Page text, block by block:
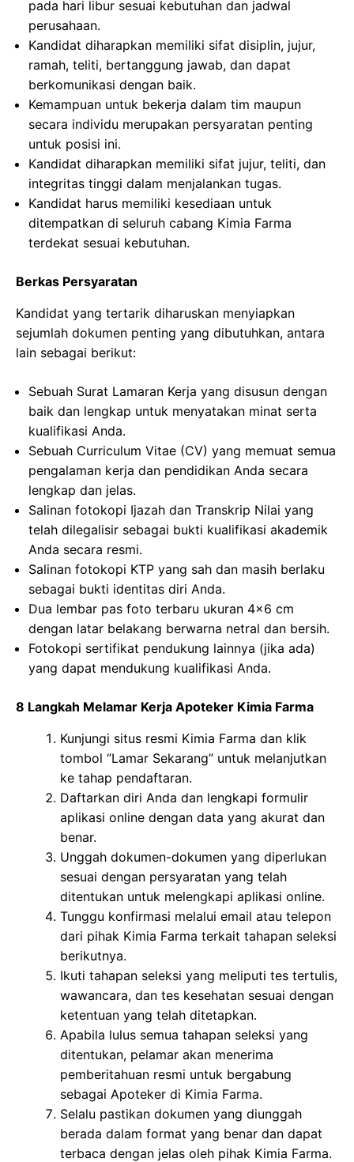
pada hari libur sesuai kebutuhan dan jadwal
perusahaan.
Kandidat diharapkan memiliki sifat disiplin, jujur,
ramah, teliti, bertanggung jawab, dan dapat
berkomunikasi dengan baik.
Kemampuan untuk bekerja dalam tim maupun
secara individu merupakan persyaratan penting
untuk posisi ini.
Kandidat diharapkan memiliki sifat jujur, teliti, dan
integritas tinggi dalam menjalankan tugas.
Kandidat harus memiliki kesediaan untuk
ditempatkan di seluruh cabang Kimia Farma
terdekat sesuai kebutuhan.
Berkas Persyaratan
Kandidat yang tertarik diharuskan menyiapkan
sejumlah dokumen penting yang dibutuhkan, antara
lain sebagai berikut:
Sebuah Surat Lamaran Kerja yang disusun dengan
baik dan lengkap untuk menyatakan minat serta
kualifikasi Anda.
Sebuah Curriculum Vitae (CV) yang memuat semua
pengalaman kerja dan pendidikan Anda secara
lengkap dan jelas.
Salinan fotokopi Ijazah dan Transkrip Nilai yang
telah dilegalisir sebagai bukti kualifikasi akademik
Anda secara resmi.
Salinan fotokopi KTP yang sah dan masih berlaku
sebagai bukti identitas diri Anda.
Dua lembar pas foto terbaru ukuran 4×6 cm
dengan latar belakang berwarna netral dan bersih.
Fotokopi sertifikat pendukung lainnya (jika ada)
yang dapat mendukung kualifikasi Anda.
8 Langkah Melamar Kerja Apoteker Kimia Farma
Kunjungi situs resmi Kimia Farma dan klik
tombol “Lamar Sekarang” untuk melanjutkan
ke tahap pendaftaran.
Daftarkan diri Anda dan lengkapi formulir
aplikasi online dengan data yang akurat dan
benar.
Unggah dokumen-dokumen yang diperlukan
sesuai dengan persyaratan yang telah
ditentukan untuk melengkapi aplikasi online.
Tunggu konfirmasi melalui email atau telepon
dari pihak Kimia Farma terkait tahapan seleksi
berikutnya.
Ikuti tahapan seleksi yang meliputi tes tertulis,
wawancara, dan tes kesehatan sesuai dengan
ketentuan yang telah ditetapkan.
Apabila lulus semua tahapan seleksi yang
ditentukan, pelamar akan menerima
pemberitahuan resmi untuk bergabung
sebagai Apoteker di Kimia Farma.
Selalu pastikan dokumen yang diunggah
berada dalam format yang benar dan dapat
terbaca dengan jelas oleh pihak Kimia Farma.